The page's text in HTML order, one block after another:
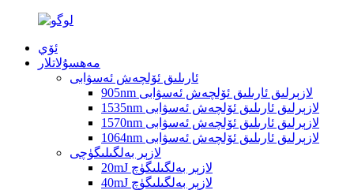
ئۆي
مەھسۇلاتلار
ئارىلىق ئۆلچەش ئەسۋابى
905nm لازېرلىق ئارىلىق ئۆلچەش ئەسۋابى
1535nm لازېرلىق ئارىلىق ئۆلچەش ئەسۋابى
1570nm لازېرلىق ئارىلىق ئۆلچەش ئەسۋابى
1064nm لازېرلىق ئارىلىق ئۆلچەش ئەسۋابى
لازېر بەلگىلىگۈچى
20mJ لازېر بەلگىلىگۈچ
40mJ لازېر بەلگىلىگۈچ